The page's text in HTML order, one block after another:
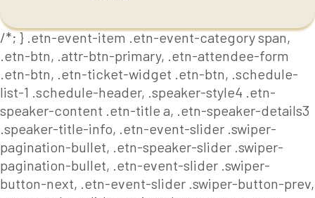
/*; } .etn-event-item .etn-event-category span,
.etn-btn, .attr-btn-primary, .etn-attendee-form
.etn-btn, .etn-ticket-widget .etn-btn, .schedule-
list-1 .schedule-header, .speaker-style4 .etn-
speaker-content .etn-title a, .etn-speaker-details3
.speaker-title-info, .etn-event-slider .swiper-
pagination-bullet, .etn-speaker-slider .swiper-
pagination-bullet, .etn-event-slider .swiper-
button-next, .etn-event-slider .swiper-button-prev,